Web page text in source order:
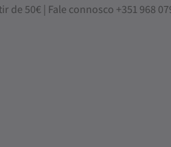
50€ | Fale connosco +351 968